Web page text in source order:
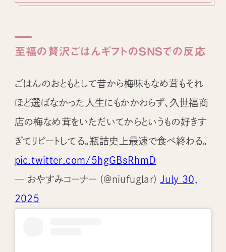
至福の贅沢ごはんギフトのSNSでの反応
ごはんのおともとして昔から梅味もなめ茸もそれ
ほど選ばなかった人生にもかかわらず、久世福商
店の梅なめ茸をいただいてからというもの好きす
ぎてリピートしてる。瓶詰史上最速で食べ終わる。
pic.twitter.com/5hgGBsRhmD
— おやすみコーナー (@niufuglar)
July 30,
2025